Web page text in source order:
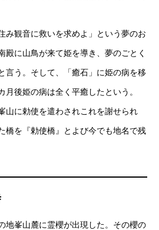
観音に救いを求めよ」という夢のお
殿に山鳥が来て姫を導き、夢のごとく
言う。そして、「癒石」に姫の病を移
月後姫の病は全く平癒したという。
山に勅使を遣わされこれを謝せられ
橋を『勅使橋』とよび今でも地名で残
地峯山麓に霊櫻が出現した。その櫻の